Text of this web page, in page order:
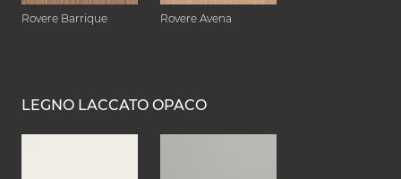
Rovere Barrique Rovere Avena
LEGNO LACCATO OPACO